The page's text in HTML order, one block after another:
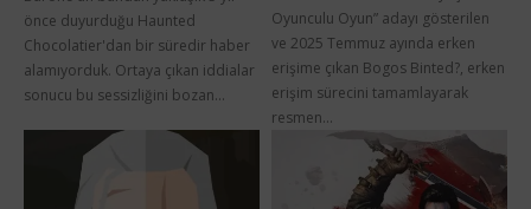
önce duyurduğu Haunted
Chocolatier'dan bir süredir haber
alamıyorduk. Ortaya çıkan iddialar
sonucu bu sessizliğini bozan...
Oyunculu Oyun” adayı gösterilen
ve 2025 Temmuz ayında erken
erişime çıkan Bogos Binted?, erken
erişim sürecini tamamlayarak
resmen...